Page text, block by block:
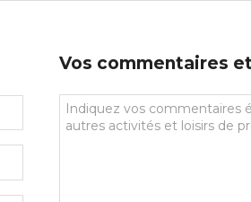
Vos commentaires
Vos
commentaires